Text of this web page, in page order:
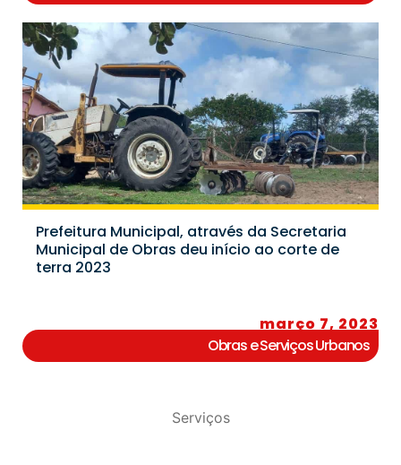
Serviços
Prefeitura Municipal, através da Secretaria
Municipal de Obras deu início ao corte de
terra 2023
março 7, 2023
Obras e Serviços Urbanos